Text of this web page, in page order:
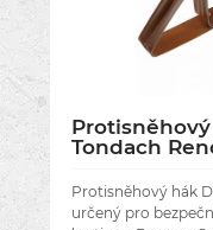
Tondach
Protisněhový hák
určený pro